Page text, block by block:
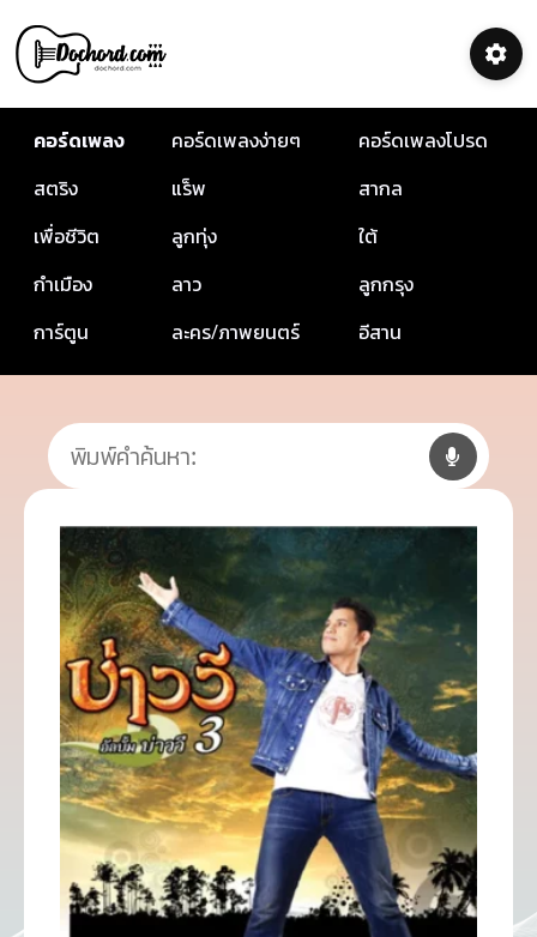
คอร์ดเพลง คอร์ดเพลงง่ายๆ
คอร์ดเพลงโปรด
สตริง
แร็พ
สากล
เพื่อชีวิต
ลูกทุ่ง
ใต้
กำเมือง
ลาว
ลูกกรุง
การ์ตูน
ละคร/ภาพยนตร์ อีสาน